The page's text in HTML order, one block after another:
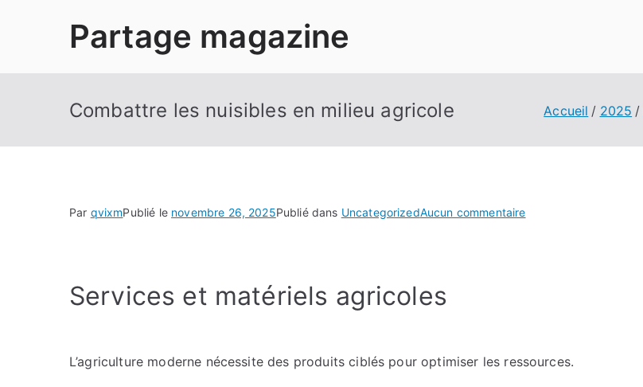
Partage magazine
Combattre les nuisibles en milieu agricole Accueil 2025
Par qvixmPublié le novembre 26, 2025Publié dans UncategorizedAucun commentairesur
Services et matériels agricoles
L’agriculture moderne nécessite des produits ciblés pour optimiser les ressources.